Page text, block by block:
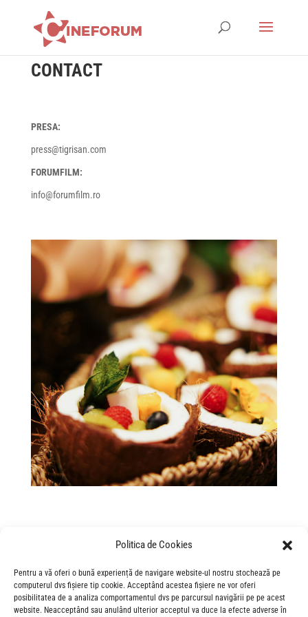
Politica de Cookies
Pentru a vă oferi o bună experiență de navigare website-ul nostru stochează pe
computerul dvs fișiere tip cookie. Acceptând acestea fișiere ne vor oferi
posibilitatea de a analiza comportamentul dvs pe parcursul navigării pe pe acest
website. Neacceptând sau anulând ulterior acceptul va duce la efecte adverse în
CONTACT
PRESA:
press@tigrisan.com
FORUMFILM:
info@forumfilm.ro